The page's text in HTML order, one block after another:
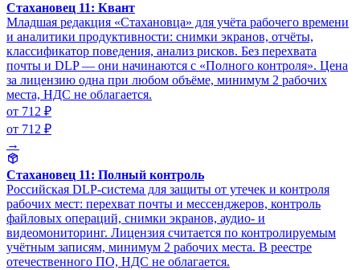
Стахановец 11: Квант
Младшая редакция «Стахановца» для учёта рабочего времени
и аналитики продуктивности: снимки экранов, отчёты,
классификатор поведения, анализ рисков. Без перехвата
почты и DLP — они начинаются с «Полного контроля». Цена
за лицензию одна при любом объёме, минимум 2 рабочих
места, НДС не облагается.
от 712 ₽
от 712 ₽
→
Стахановец 11: Полный контроль
Российская DLP-система для защиты от утечек и контроля
рабочих мест: перехват почты и мессенджеров, контроль
файловых операций, снимки экранов, аудио- и
видеомониторинг. Лицензия считается по контролируемым
учётным записям, минимум 2 рабочих места. В реестре
отечественного ПО, НДС не облагается.